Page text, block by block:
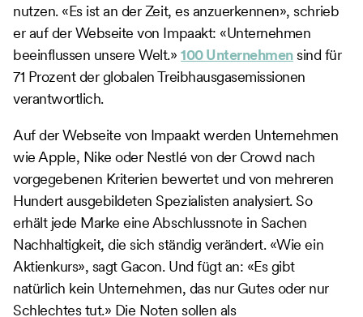
nutzen. «Es ist an der Zeit, es anzuerkennen», schrieb
er auf der Webseite von Impaakt: «Unternehmen
beeinflussen unsere Welt.»100 Unternehmensind für
71 Prozent der globalen Treibhausgasemissionen
verantwortlich.
Auf der Webseite von Impaakt werden Unternehmen
wie Apple, Nike oder Nestlé von der Crowd nach
vorgegebenen Kriterien bewertet und von mehreren
Hundert ausgebildeten Spezialisten analysiert. So
erhält jede Marke eine Abschlussnote in Sachen
Nachhaltigkeit, die sich ständig verändert. «Wie ein
Aktienkurs», sagt Gacon. Und fügt an: «Es gibt
natürlich kein Unternehmen, das nur Gutes oder nur
Schlechtes tut.» Die Noten sollen als